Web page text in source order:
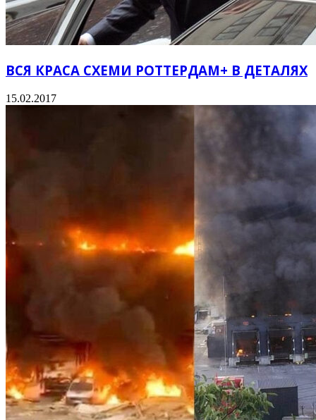
ВСЯ КРАСА СХЕМИ РОТТЕРДАМ+ В ДЕТАЛЯХ
15.02.2017